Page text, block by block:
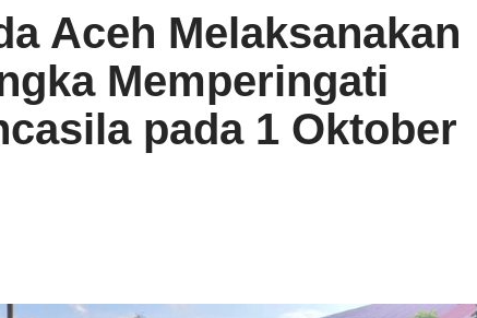
Aceh Melaksanakan
Memperingati
pada 1 Oktober